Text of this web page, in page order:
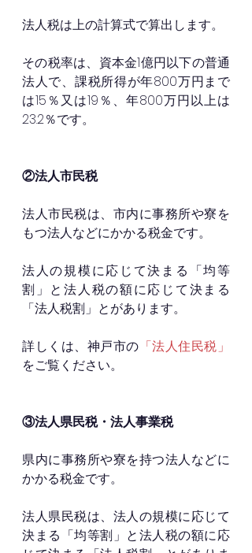
法人税は上の計算式で算出します。
その税率は、資本金1億円以下の普通
法人で、課税所得が年800万円まで
は15％又は19％、年800万円以上は
23.2％です。
②法人市民税
法人市民税は、市内に事務所や寮を
もつ法人などにかかる税金です。
法人の規模に応じて決まる「均等
割」と法人税の額に応じて決まる
「法人税割」とがあります。
詳しくは、神戸市の 「法人住民税」
をご覧ください。
③法人県民税・法人事業税
県内に事務所や寮を持つ法人などに
かかる税金です。
法人県民税は、法人の規模に応じて
決まる「均等割」と法人税の額に応